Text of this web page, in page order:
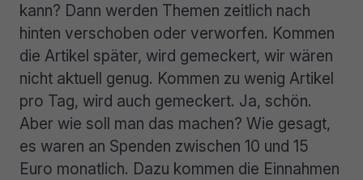
kann? Dann werden Themen zeitlich nach
hinten verschoben oder verworfen. Kommen
die Artikel später, wird gemeckert, wir wären
nicht aktuell genug. Kommen zu wenig Artikel
pro Tag, wird auch gemeckert. Ja, schön.
Aber wie soll man das machen? Wie gesagt,
es waren an Spenden zwischen 10 und 15
Euro monatlich. Dazu kommen die Einnahmen